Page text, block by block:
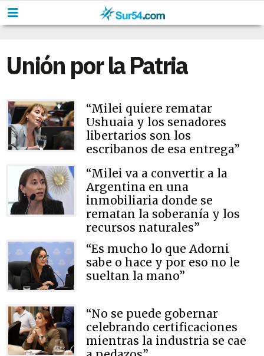
Unión por la Patria
“Milei quiere rematar
Ushuaia y los senadores
libertarios son los
escribanos de esa entrega”
“Milei va a convertir a la
Argentina en una
inmobiliaria donde se
rematan la soberanía y los
recursos naturales”
“Es mucho lo que Adorni
sabe o hace y por eso no le
sueltan la mano”
“No se puede gobernar
celebrando certificaciones
mientras la industria se cae